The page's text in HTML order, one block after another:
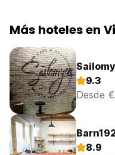
Más hoteles en
9.3
Desde
8.9